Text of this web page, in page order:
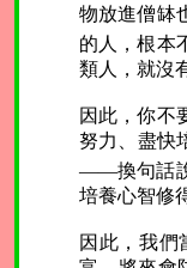
物放進僧缽
的人，根本
類人，就沒
因此，你不
努力、盡快
——換句話
培養心智修
因此，我們